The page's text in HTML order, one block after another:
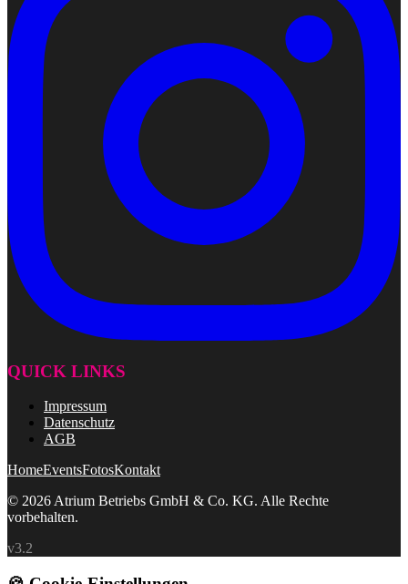
QUICK LINKS
Impressum
Datenschutz
AGB
HomeEventsFotosKontakt
© 2026 Atrium Betriebs GmbH & Co. KG. Alle Rechte
vorbehalten.
v3.2